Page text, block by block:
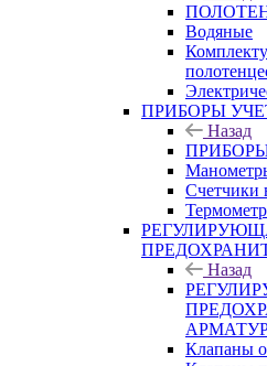
Водяные
ПРИБОРЫ
Назад
Счетчики
Назад
Клапаны